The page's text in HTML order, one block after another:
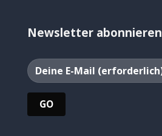
Newsletter abonnieren